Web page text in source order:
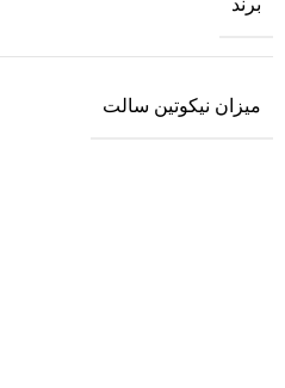
میزان نیکوتین سالت